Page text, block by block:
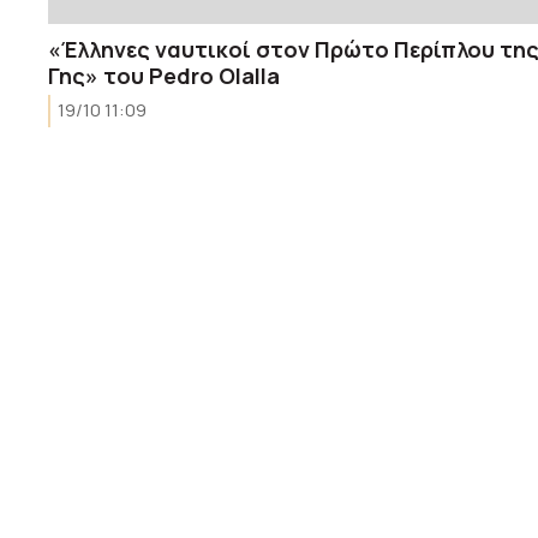
«Έλληνες ναυτικοί στον Πρώτο Περίπλου της
Γης» του Pedro Olalla
19/10 11:09